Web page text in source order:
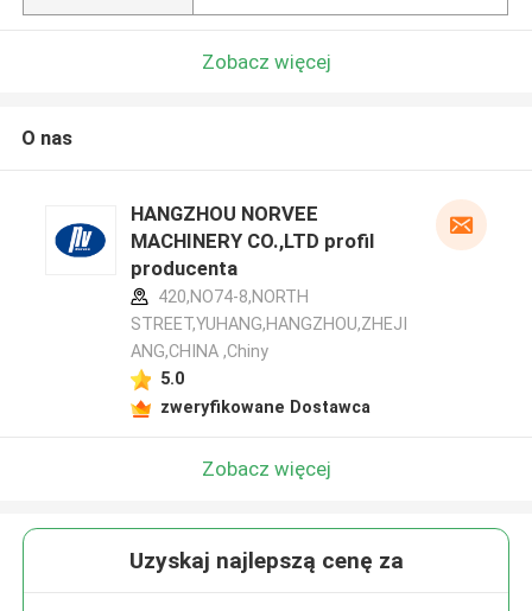
Zobacz więcej
O nas
HANGZHOU NORVEE
MACHINERY CO.,LTD profil
producenta
420,NO74-8,NORTH
STREET,YUHANG,HANGZHOU,ZHEJI
ANG,CHINA ,Chiny
5.0
zweryfikowane Dostawca
Zobacz więcej
Uzyskaj najlepszą cenę za